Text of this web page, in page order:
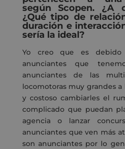
segúnScopen. ¿A
¿Qué tipo de
duración e
sería la ideal?
Yo creo que es
anunciantes que
anunciantes de las
locomotoras muy grandes
y costosocambiarles el
complicado que puedan
agencia o lanzar
anunciantes que ven más
son anunciantes por lo